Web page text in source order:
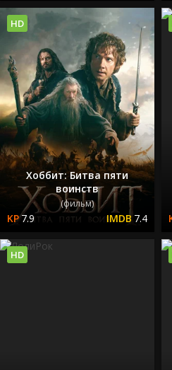
Хоббит: Битва пяти
воинств
(фильм)
7.9 7.4
HD
HD